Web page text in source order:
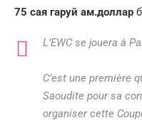
75 сая гаруй ам.доллар
L’EWC se jouera à
C’est une première
Saoudite pour sa
organiser cette